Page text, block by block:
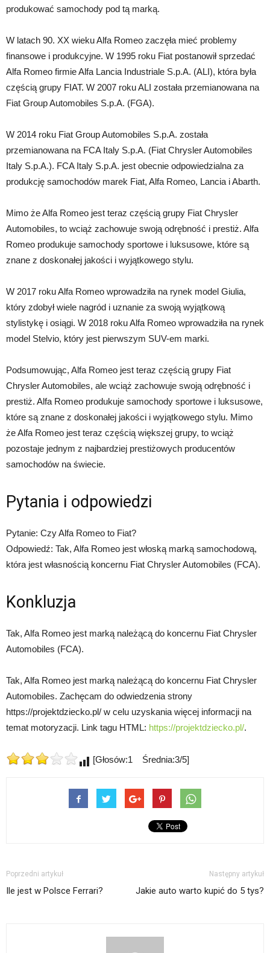
produkować samochody pod tą marką.
W latach 90. XX wieku Alfa Romeo zaczęła mieć problemy
finansowe i produkcyjne. W 1995 roku Fiat postanowił sprzedać
Alfa Romeo firmie Alfa Lancia Industriale S.p.A. (ALI), która była
częścią grupy FIAT. W 2007 roku ALI została przemianowana na
Fiat Group Automobiles S.p.A. (FGA).
W 2014 roku Fiat Group Automobiles S.p.A. została
przemianowana na FCA Italy S.p.A. (Fiat Chrysler Automobiles
Italy S.p.A.). FCA Italy S.p.A. jest obecnie odpowiedzialna za
produkcję samochodów marek Fiat, Alfa Romeo, Lancia i Abarth.
Mimo że Alfa Romeo jest teraz częścią grupy Fiat Chrysler
Automobiles, to wciąż zachowuje swoją odrębność i prestiż. Alfa
Romeo produkuje samochody sportowe i luksusowe, które są
znane z doskonałej jakości i wyjątkowego stylu.
W 2017 roku Alfa Romeo wprowadziła na rynek model Giulia,
który zdobył wiele nagród i uznanie za swoją wyjątkową
stylistykę i osiągi. W 2018 roku Alfa Romeo wprowadziła na rynek
model Stelvio, który jest pierwszym SUV-em marki.
Podsumowując, Alfa Romeo jest teraz częścią grupy Fiat
Chrysler Automobiles, ale wciąż zachowuje swoją odrębność i
prestiż. Alfa Romeo produkuje samochody sportowe i luksusowe,
które są znane z doskonałej jakości i wyjątkowego stylu. Mimo
że Alfa Romeo jest teraz częścią większej grupy, to wciąż
pozostaje jednym z najbardziej prestiżowych producentów
samochodów na świecie.
Pytania i odpowiedzi
Pytanie: Czy Alfa Romeo to Fiat?
Odpowiedź: Tak, Alfa Romeo jest włoską marką samochodową,
która jest własnością koncernu Fiat Chrysler Automobiles (FCA).
Konkluzja
Tak, Alfa Romeo jest marką należącą do koncernu Fiat Chrysler
Automobiles (FCA).
Tak, Alfa Romeo jest marką należącą do koncernu Fiat Chrysler
Automobiles. Zachęcam do odwiedzenia strony
https://projektdziecko.pl/ w celu uzyskania więcej informacji na
temat motoryzacji. Link tagu HTML: https://projektdziecko.pl/.
[Głosów:1 Średnia:3/5]
Poprzedni artykuł
Ile jest w Polsce Ferrari?
Następny artykuł
Jakie auto warto kupić do 5 tys?